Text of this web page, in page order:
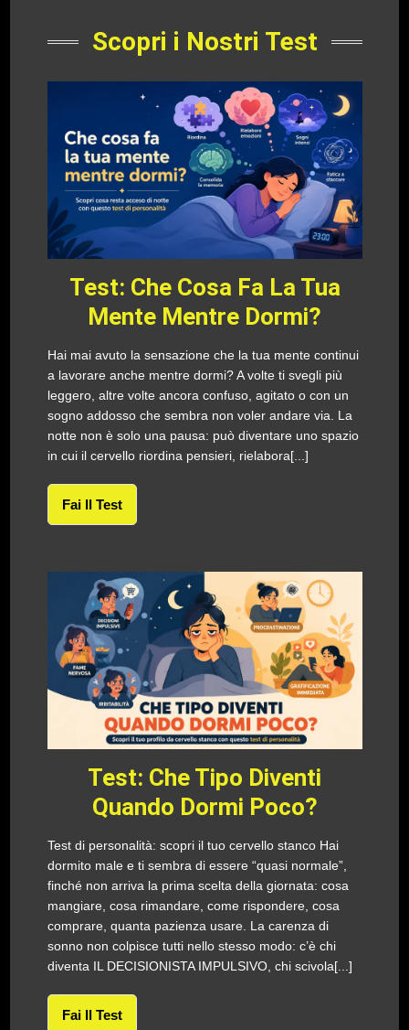
Scopri i Nostri Test
Test: Che Cosa Fa La Tua
Mente Mentre Dormi?
Hai mai avuto la sensazione che la tua mente continui
a lavorare anche mentre dormi? A volte ti svegli più
leggero, altre volte ancora confuso, agitato o con un
sogno addosso che sembra non voler andare via. La
notte non è solo una pausa: può diventare uno spazio
in cui il cervello riordina pensieri, rielabora[...]
Fai Il Test
Test: Che Tipo Diventi
Quando Dormi Poco?
Test di personalità: scopri il tuo cervello stanco Hai
dormito male e ti sembra di essere “quasi normale”,
finché non arriva la prima scelta della giornata: cosa
mangiare, cosa rimandare, come rispondere, cosa
comprare, quanta pazienza usare. La carenza di
sonno non colpisce tutti nello stesso modo: c’è chi
diventa IL DECISIONISTA IMPULSIVO, chi scivola[...]
Fai Il Test